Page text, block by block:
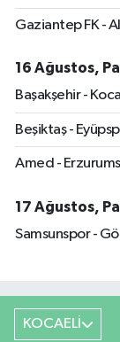
Gaziantep FK -
16 Ağustos,
Başakşehir -
Beşiktaş -
Amed -
17 Ağustos,
Samsunspor -
KOCAELİ